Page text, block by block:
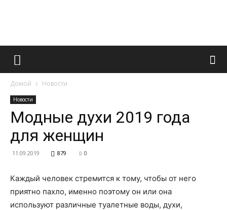
Французский
все
Домой Новости
Новости
Модные духи 2019 года
для женщин
11.09.2019 879 0
Каждый человек стремится к тому, чтобы от него
приятно пахло, именно поэтому он или она
используют различные туалетные воды, духи,